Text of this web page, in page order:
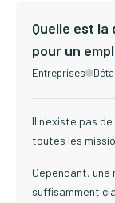
Quelle est la
pour un
Entreprises
Il n'existe pas
toutes les
Cependant,
suffisamment